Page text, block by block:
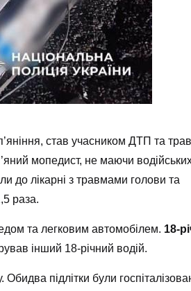
став учасником ДТП та
мопедист, не маючи
до лікарні з травмами голови та
раза.
та легковим автомобілем. 18-
інший 18-річний водій.
підлітки були